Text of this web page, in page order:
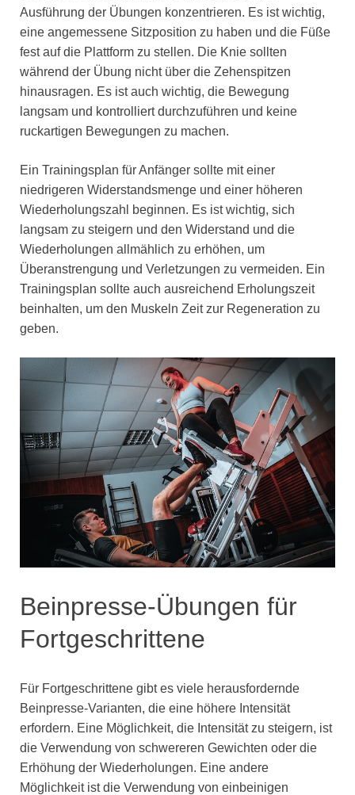
Ausführung der Übungen konzentrieren. Es ist wichtig,
eine angemessene Sitzposition zu haben und die Füße
fest auf die Plattform zu stellen. Die Knie sollten
während der Übung nicht über die Zehenspitzen
hinausragen. Es ist auch wichtig, die Bewegung
langsam und kontrolliert durchzuführen und keine
ruckartigen Bewegungen zu machen.
Ein Trainingsplan für Anfänger sollte mit einer
niedrigeren Widerstandsmenge und einer höheren
Wiederholungszahl beginnen. Es ist wichtig, sich
langsam zu steigern und den Widerstand und die
Wiederholungen allmählich zu erhöhen, um
Überanstrengung und Verletzungen zu vermeiden. Ein
Trainingsplan sollte auch ausreichend Erholungszeit
beinhalten, um den Muskeln Zeit zur Regeneration zu
geben.
Beinpresse-Übungen für
Fortgeschrittene
Für Fortgeschrittene gibt es viele herausfordernde
Beinpresse-Varianten, die eine höhere Intensität
erfordern. Eine Möglichkeit, die Intensität zu steigern, ist
die Verwendung von schwereren Gewichten oder die
Erhöhung der Wiederholungen. Eine andere
Möglichkeit ist die Verwendung von einbeinigen